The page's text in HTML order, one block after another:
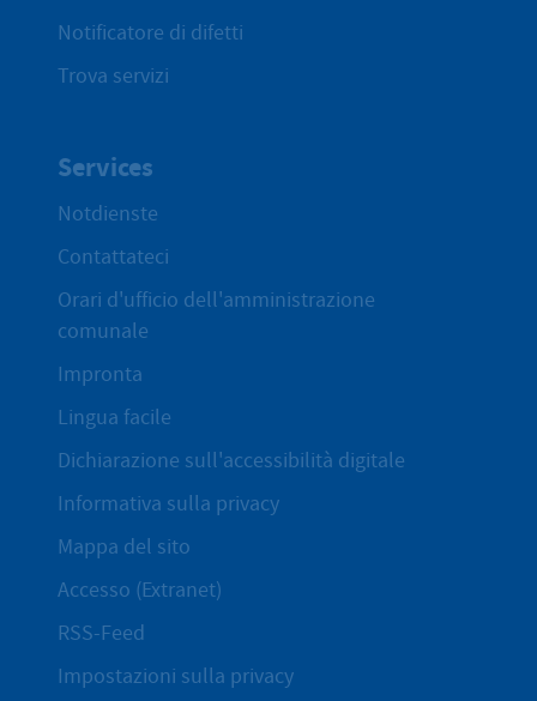
Notificatore di difetti
Trova servizi
Services
Notdienste
Contattateci
Orari d'ufficio dell'amministrazione
comunale
Impronta
Lingua facile
Dichiarazione sull'accessibilità digitale
Informativa sulla privacy
Mappa del sito
Accesso (Extranet)
RSS-Feed
Impostazioni sulla privacy